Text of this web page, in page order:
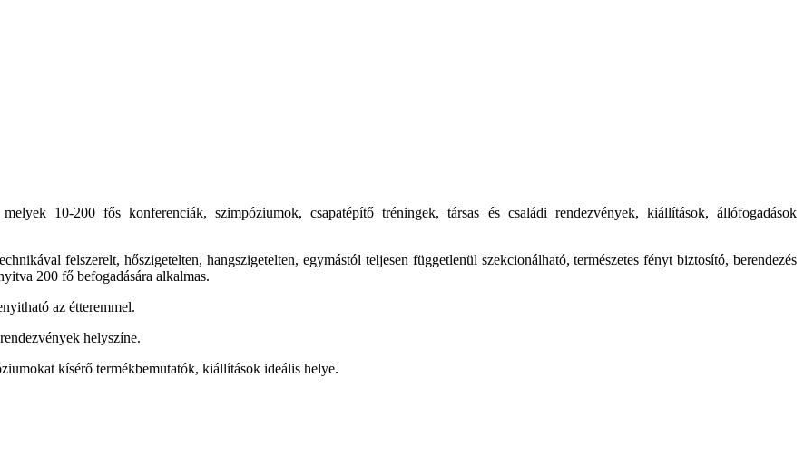
10-200 fős konferenciák, szimpóziumok, csapatépítő tréningek, társas és családi rendezvények, kiállítások, állófogadások
felszerelt, hőszigetelten, hangszigetelten, egymástól teljesen függetlenül szekcionálható, természetes fényt biztosító, berendezés
200 fő befogadására alkalmas.
az étteremmel.
helyszíne.
kísérő termékbemutatók, kiállítások ideális helye.